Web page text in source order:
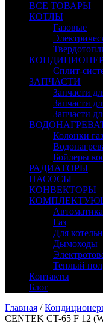
ВСЕ ТОВАРЫ
КОТЛЫ
Газовые
Сплит-
ЗАПЧАСТИ
Запчасти
Запчасти
Запчасти
Колонки
Бойлеры
РАДИАТОРЫ
НАСОСЫ
КОНВЕКТОРЫ
Газ
Для
Дымоходы
Теплый пол
Контакты
Блог
Главная /
CENTEK CT-65 F 12